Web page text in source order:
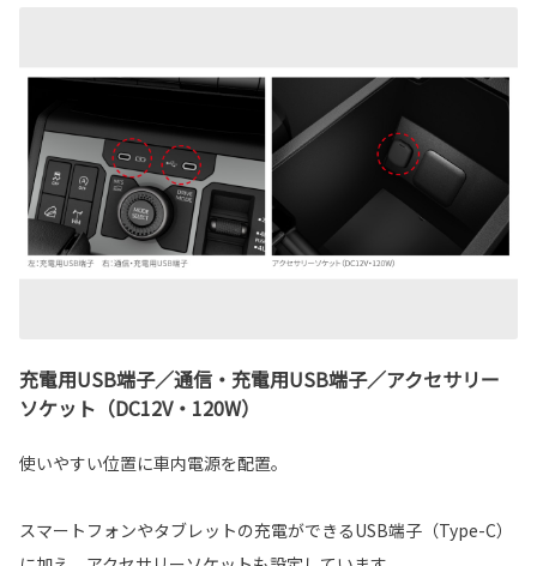
充電用USB端子／通信・充電用USB端子／アクセサリー
ソケット（DC12V・120W）
使いやすい位置に車内電源を配置。
スマートフォンやタブレットの充電ができるUSB端子（Type-C）